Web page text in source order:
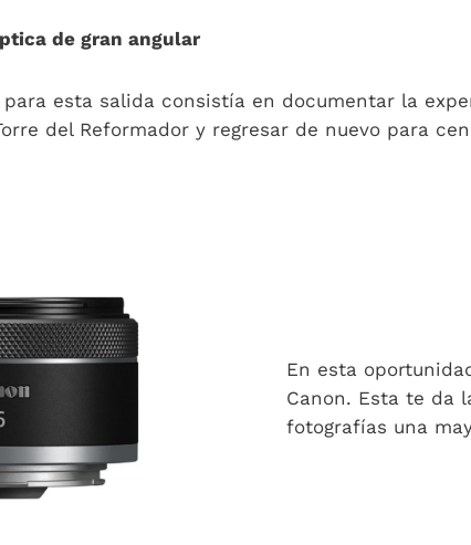
de gran angular
esta salida consistía en documentar la
del Reformador y regresar de nuevo para
En esta
Canon. Esta te da
fotografías una